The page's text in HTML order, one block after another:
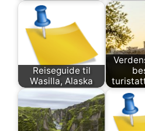
Reiseguide til
Wasilla, Alaska